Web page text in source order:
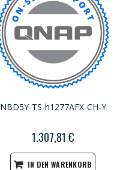
NBD5Y-TS-h1277AFX-CH-Y
1.307,81 €
IN DEN WARENKORB